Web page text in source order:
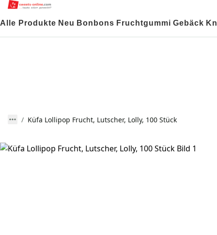
Alle Produkte Neu Bonbons Fruchtgummi Gebäck
Küfa Lollipop Frucht, Lutscher, Lolly, 100 Stück